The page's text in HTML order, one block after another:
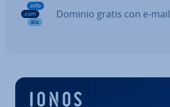
Dominio gratis con e-mail